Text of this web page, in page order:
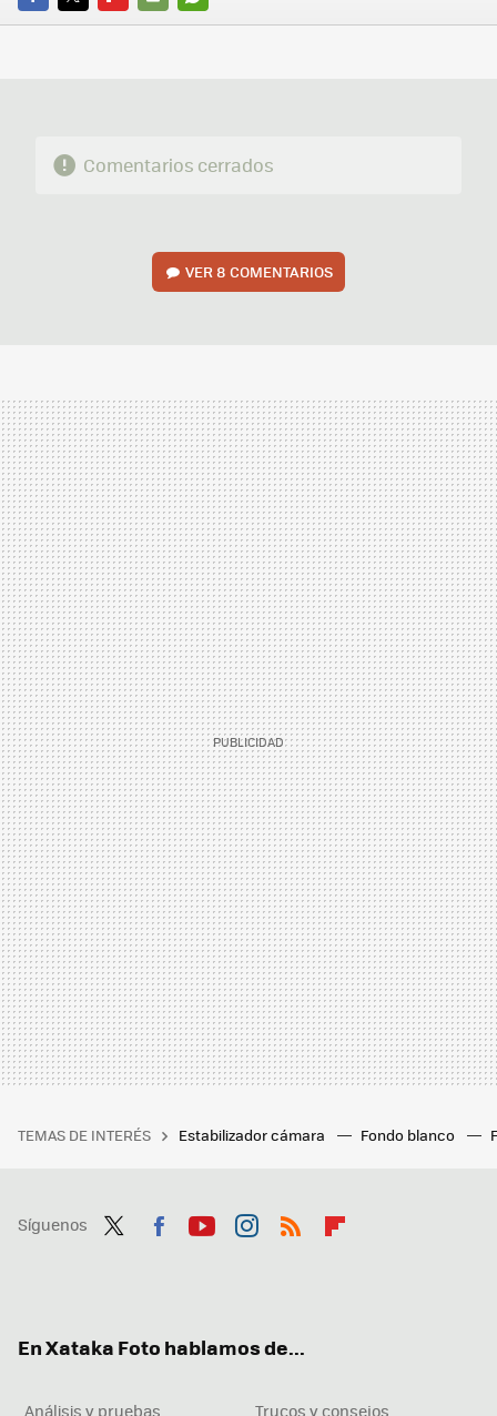
FACEBOOK
TWITTERFLIPBOARD
E-
WHATSAPP
Comentarios cerrados
VER8 COMENTARIOS
TEMAS DE INTERÉS Estabilizador cámara Fondo blanco
Síguenos
En Xataka Foto hablamos de...
Análisis y pruebas
Trucos y consejos